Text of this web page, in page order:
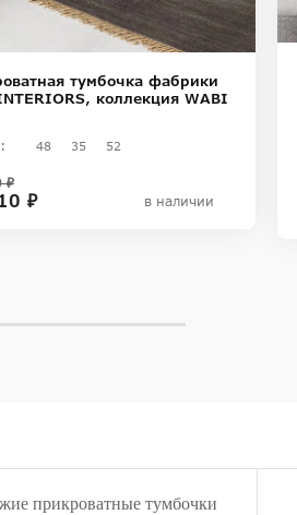
тумбочка фабрики
коллекция WABI
48 35 52
₽
₽
в наличии
прикроватные тумбочки